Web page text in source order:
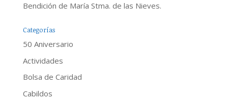
Bendición de María Stma. de las Nieves.
Categorías
50 Aniversario
Actividades
Bolsa de Caridad
Cabildos